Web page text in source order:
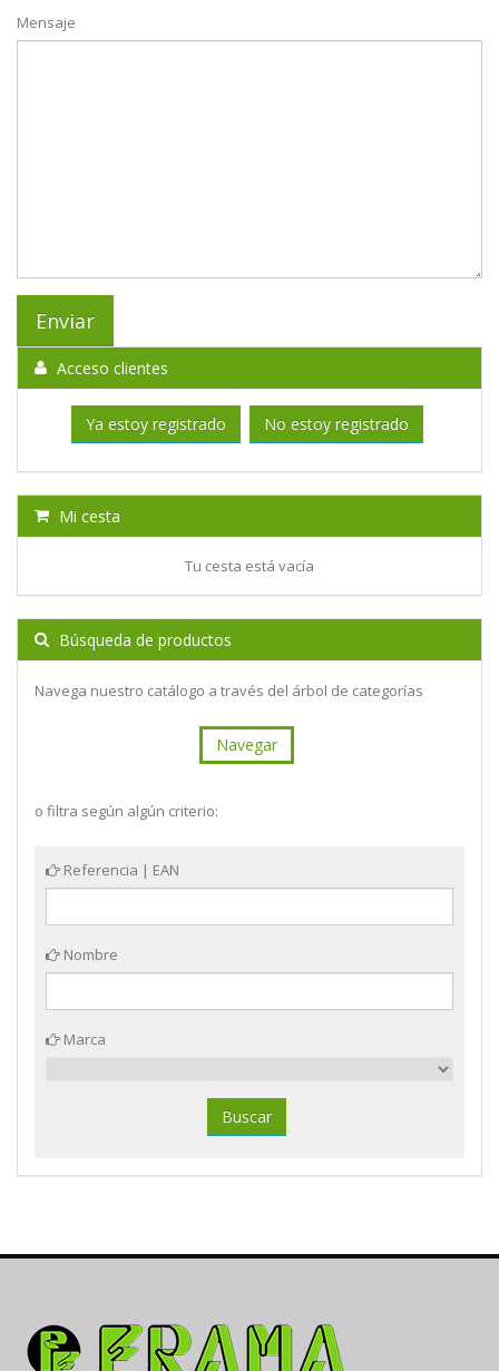
Mensaje
Acceso clientes
Ya estoy registrado No estoy registrado
Mi cesta
Tu cesta está vacía
Búsqueda de productos
Navega nuestro catálogo a través del árbol de categorías
Navegar
o filtra según algún criterio:
Referencia | EAN
Nombre
Marca